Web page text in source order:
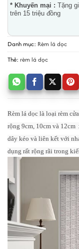
* Khuyến mại : Tặng
trên 15 triệu đồng
Danh mục: Rèm lá dọc
Thẻ: rèm lá dọc
Rèm lá dọc là loại rèm
rộng 9cm, 10cm và 12cm
dây kéo và liên kết với
dụng rất rộng rãi trong